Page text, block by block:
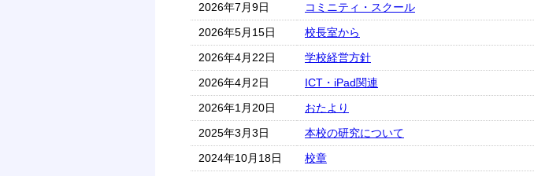
2026年7月9日
コミニティ・スクール
2026年5月15日
校長室から
2026年4月22日
学校経営方針
2026年4月2日
ICT・iPad関連
2026年1月20日
おたより
2025年3月3日
本校の研究について
2024年10月18日
校章